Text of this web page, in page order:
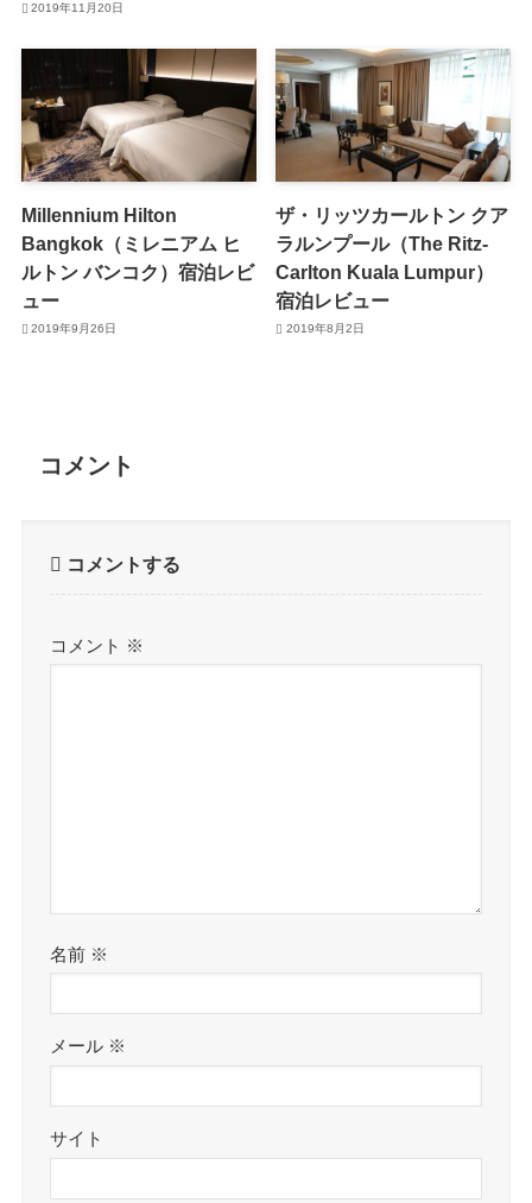
2019年11月20日
Millennium Hilton
Bangkok（ミレニアム ヒ
ルトン バンコク）宿泊レビ
ュー
2019年9月26日
ザ・リッツカールトン クア
ラルンプール（The Ritz-
Carlton Kuala Lumpur）
宿泊レビュー
2019年8月2日
コメント
コメントする
コメント ※
名前 ※
メール ※
サイト